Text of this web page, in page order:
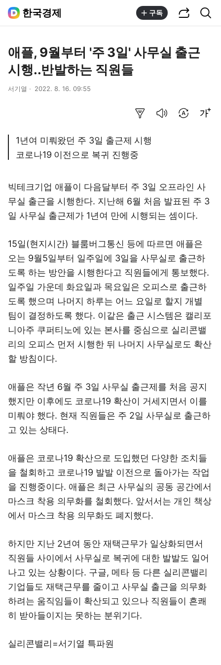
한국경제 구독
애플, 9월부터 '주 3일' 사무실 출근
시행..반발하는 직원들
서기열 2022. 8. 16. 09:55
1년여 미뤄왔던 주 3일 출근제 시행
코로나19 이전으로 복귀 진행중
빅테크기업 애플이 다음달부터 주 3일 오프라인 사
무실 출근을 시행한다. 지난해 6월 처음 발표된 주 3
일 사무실 출근제가 1년여 만에 시행되는 셈이다.
15일(현지시간) 블룸버그통신 등에 따르면 애플은
오는 9월5일부터 일주일에 3일을 사무실로 출근하
도록 하는 방안을 시행한다고 직원들에게 통보했다.
일주일 가운데 화요일과 목요일은 오피스로 출근하
도록 했으며 나머지 하루는 어느 요일로 할지 개별
팀이 결정하도록 했다. 이같은 출근 시스템은 캘리포
니아주 쿠퍼티노에 있는 본사를 중심으로 실리콘밸
리의 오피스 먼저 시행한 뒤 나머지 사무실로도 확산
할 방침이다.
애플은 작년 6월 주 3일 사무실 출근제를 처음 공지
했지만 이후에도 코로나19 확산이 거세지면서 이를
미뤄야 했다. 현재 직원들은 주 2일 사무실로 출근하
고 있는 상태다.
애플은 코로나19 확산으로 도입했던 다양한 조치들
을 철회하고 코로나19 발발 이전으로 돌아가는 작업
을 진행중이다. 애플은 최근 사무실의 공동 공간에서
마스크 착용 의무화를 철회했다. 앞서서는 개인 책상
에서 마스크 착용 의무화도 폐지했다.
하지만 지난 2년여 동안 재택근무가 일상화되면서
직원들 사이에서 사무실로 복귀에 대한 발발도 일어
나고 있는 상황이다. 구글, 메타 등 다른 실리콘밸리
기업들도 재택근무를 줄이고 사무실 출근을 의무화
하려는 움직임들이 확산되고 있으나 직원들이 흔쾌
히 받아들이지는 못하는 분위기다.
실리콘밸리=서기열 특파원